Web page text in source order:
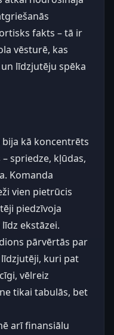
fakts – tā ir
vēsturē, kas
līdzjutēju spēka
bija kā koncentrēts
spriedze, kļūdas,
Komanda
vien pietrūcis
piedzīvoja
ekstāzei.
pārvērtās par
kuri pat
vēlreiz
tikai tabulās, bet
arī finansiālu